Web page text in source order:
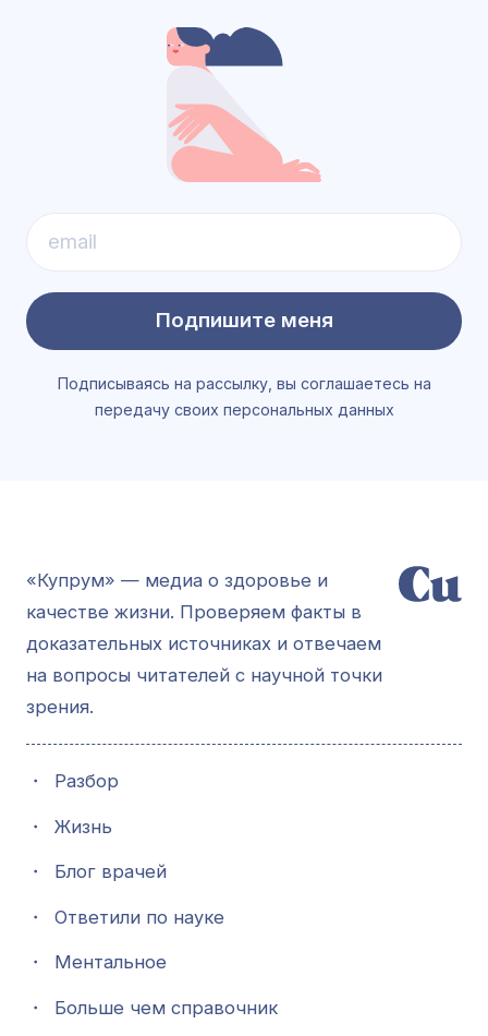
Подпишите меня
Подписываясь на рассылку, вы соглашаетесь на
передачу своих персональных данных
«Купрум» — медиа о здоровье и
качестве жизни. Проверяем факты в
доказательных источниках и отвечаем
на вопросы читателей с научной точки
зрения.
・ Разбор
・ Жизнь
・ Блог врачей
・ Ответили по науке
・ Ментальное
・ Больше чем справочник